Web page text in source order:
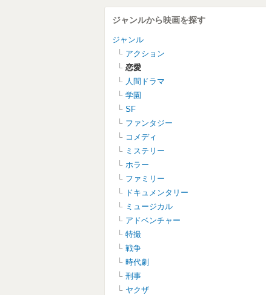
ジャンルから映画を探す
ジャンル
アクション
恋愛
人間ドラマ
学園
SF
ファンタジー
コメディ
ミステリー
ホラー
ファミリー
ドキュメンタリー
ミュージカル
アドベンチャー
特撮
戦争
時代劇
刑事
ヤクザ